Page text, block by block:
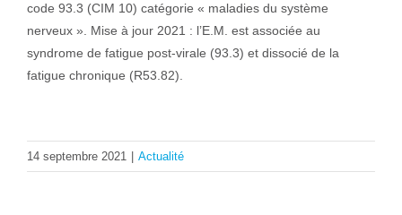
code 93.3 (CIM 10) catégorie « maladies du système
nerveux ». Mise à jour 2021 : l’E.M. est associée au
syndrome de fatigue post-virale (93.3) et dissocié de la
fatigue chronique (R53.82).
14 septembre 2021 Actualité